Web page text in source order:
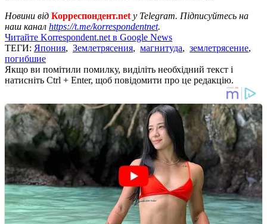
Новини від Корреспондент.net у Telegram. Підписуйтесь на
наш канал https://t.me/korrespondentnet.
Читайте Korrespondent.net в Google News
ТЕГИ: Япония, Землетрясения, магнитуда, землетрясение,
погибшие
Якщо ви помітили помилку, виділіть необхідний текст і
натисніть Ctrl + Enter, щоб повідомити про це редакцію.